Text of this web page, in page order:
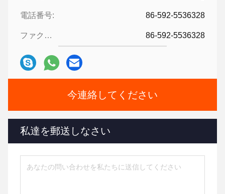
電話番号: 86-592-5536328
ファクシミリ: 86-592-5536328
今連絡してください
私達を郵送しなさい